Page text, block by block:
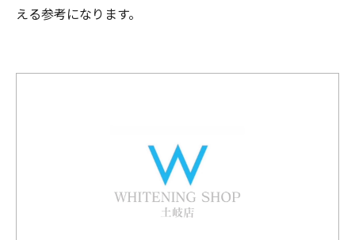
える参考になります。